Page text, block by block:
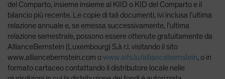
del Comparto, insieme insieme al KIID o KID del Comparto e il
bilancio più recente. Le copie di tali documenti, ivi inclusa l’ultima
relazione annuale e, se emessa successivamente, l’ultima
relazione semestrale, possono essere ottenute gratuitamente da
AllianceBernstein (Luxembourg) S.à r.l. visitando il sito
www.alliancebernstein.com owww.eifs.lu/alliancebernstein, o in
formato cartaceo contattando il distributore locale nelle